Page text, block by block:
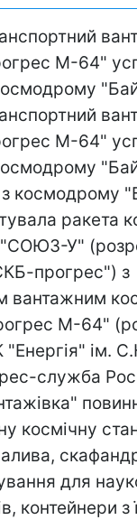
М-64"
М-64"
космодрому
ракета
У"
прогрес") з
вантажним
М-64"
ім.
служба
космічну
для
контейнери з